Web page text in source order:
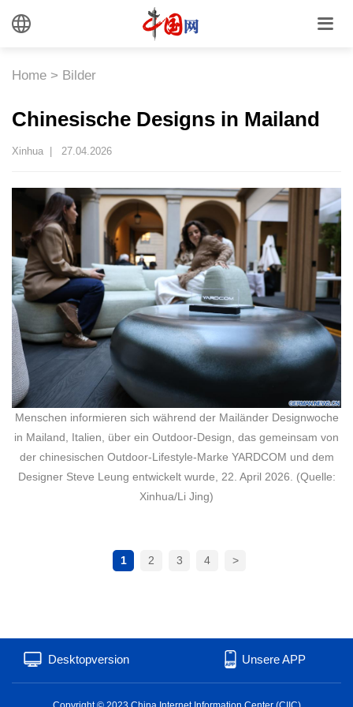
Home > Bilder
Chinesische Designs in Mailand
Xinhua | 27.04.2026
Menschen informieren sich während der Mailänder Designwoche
in Mailand, Italien, über ein Outdoor-Design, das gemeinsam von
der chinesischen Outdoor-Lifestyle-Marke YARDCOM und dem
Designer Steve Leung entwickelt wurde, 22. April 2026. (Quelle:
Xinhua/Li Jing)
1 2 3 4 >
Desktopversion Unsere APP